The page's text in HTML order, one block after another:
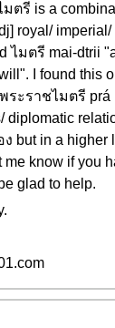
ตรี is a
royal/ imperial/
ไมตรี mai-dtrii
I found this
ระราชไมตรี prá
diplomatic
but in a higher
me know if you
glad to help.